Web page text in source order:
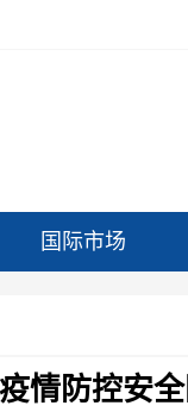
国际市场
情防控安